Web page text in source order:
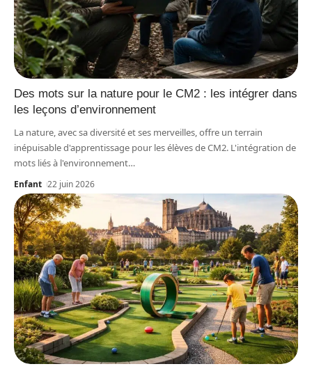
Des mots sur la nature pour le CM2 : les intégrer dans
les leçons d’environnement
La nature, avec sa diversité et ses merveilles, offre un terrain
inépuisable d'apprentissage pour les élèves de CM2. L'intégration de
mots liés à l'environnement…
Enfant 22 juin 2026